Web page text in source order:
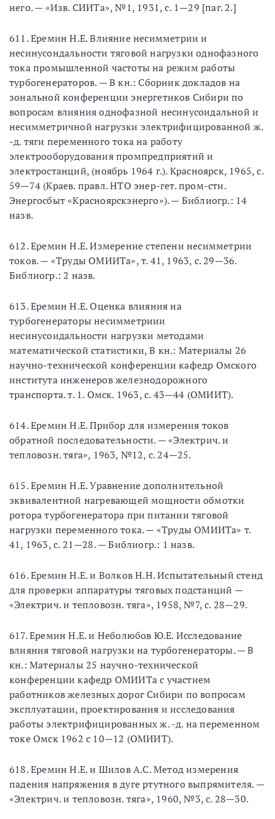
него. — «Изв. СИИТа», №1, 1931, с. 1—29 [паг. 2.]
611. Еремин Н.Е. Влияние несимметрии и
несинусондальности тяговой нагрузки однофазного
тока промышленной частоты на режим работы
турбогенераторов. — В кн.: Сборник докладов на
зональной конференции энергетиков Сибири по
вопросам влияния однофазной несинусоидальной и
несимметричной нагрузки электрифицированной ж.
-д. тяги переменного тока на работу
электрооборудования промпредприятий и
электростанций, (ноябрь 1964 г.). Красноярск, 1965, с.
59—74 (Краев. правл. НТО энер-гет. пром-сти.
Энергосбыт «Красноярскэнерго»). — Библиогр.: 14
назв.
612. Еремин Н.Е. Измерение степени несимметрии
токов. — «Труды ОМИИТа», т. 41, 1963, с. 29—36.
Библиогр.: 2 назв.
613. Еремин Н.Е. Оценка влияния на
турбогенераторы несимметриии
несинусоидальности нагрузки методами
математической статистики, В кн.: Материалы 26
научно-технической конференции кафедр Омского
института инженеров железнодорожного
транспорта. т. 1. Омск. 1963, с. 43—44 (ОМИИТ).
614. Еремин Н.Е. Прибор для измерения токов
обратной последовательности. — «Электрич. и
тепловозн. тяга», 1963, №12, с. 24—25.
615. Еремин Н.Е. Уравнение дополнительной
эквивалентной нагревающей мощности обмотки
ротора турбогенератора при питании тяговой
нагрузки переменного тока. — «Труды ОМИИТа» т.
41, 1963, с. 21—28. — Библиогр.: 1 назв.
616. Еремин Н.Е. и Волков Н.Н. Испытательный стенд
для проверки аппаратуры тяговых подстанций —
«Электрич. и тепловозн. тяга», 1958, №7, с. 28—29.
617. Еремин Н.Е. и Неболюбов Ю.Е. Исследование
влияния тяговой нагрузки на турбогенераторы. — В
кн.: Материалы 25 научно-технической
конференции кафедр ОМИИТа с участием
работников железных дорог Сибири по вопросам
эксплуатации, проектирования и исследования
работы электрифицированных ж. -д. на переменном
токе Омск 1962 с 10—12 (ОМИИТ).
618. Еремин Н.Е. и Шилов А.С. Метод измерения
падения напряжения в дуге ртутного выпрямителя. —
«Электрич. и тепловозн. тяга», 1960, №3, с. 28—30.